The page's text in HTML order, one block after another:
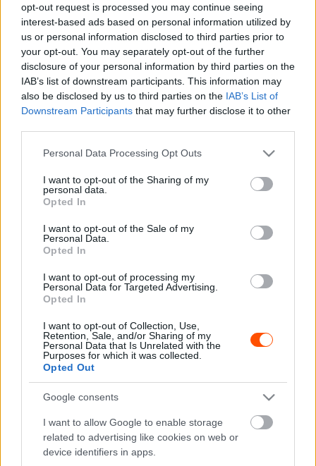
opt-out request is processed you may continue seeing
interest-based ads based on personal information utilized by
us or personal information disclosed to third parties prior to
your opt-out. You may separately opt-out of the further
disclosure of your personal information by third parties on the
IAB’s list of downstream participants. This information may
also be disclosed by us to third parties on the IAB’s List of
Downstream Participants that may further disclose it to other
Please note that this website/app uses one or more Google
not limited to your visit or usage behaviour. You may click to
grant or deny consent to Google and its third-party tags to
use your data for below specified purposes in below Google
consent section.
Personal Data Processing Opt Outs
I want to opt-out of the Sharing of my
personal data.
Opted In
I want to opt-out of the Sale of my
Personal Data.
Opted In
I want to opt-out of processing my
Personal Data for Targeted Advertising.
Opted In
I want to opt-out of Collection, Use,
Retention, Sale, and/or Sharing of my
Personal Data that Is Unrelated with the
Purposes for which it was collected.
Opted Out
Google consents
I want to allow Google to enable storage
related to advertising like cookies on web or
device identifiers in apps.
Amíg a Montén és Horvátországban is elmaradt a norvég
versenyző a kívánt tempótól, addig a lengyel murván csak
egy defekt miatt vesztette el az esélyét a dobogós
eredménynek.
“A Lengyel Rally volt az egyik olyan verseny, melyet
kértem, hogy indulhassak rajta –mondtaAndreas
Mikkelsen a Dirtfishnek. – Örülök, hogy megmutathattam,
fontos volt nekem, az önbizalmamnak, és fontos volt,
hogy tudjam, hogy murván valóban sokkal gyorsabb
A norvég versenyző szeretne Görögországban is vezetni,
annak ellenére, hogy az év elején még arról volt szó,
hogy aszfaltos versenyeken indulhat, míg murván
“Az Akropolisz Rally is egy olyan verseny, melyet
szeretek, és korábban jó eredményeket tudtam ott elérni,
ezért bízom benne, hogy ott is tudok indulni. Ugyanakkor
korábban már nyertem aszfaltos versenyt
Spanyolországban is, így tudok aszfalton is gyors lenni,
azonban a murvás vezetés kissé természetesebb
számomra. Aszfalton nagyon-nagyon magabiztosan kell